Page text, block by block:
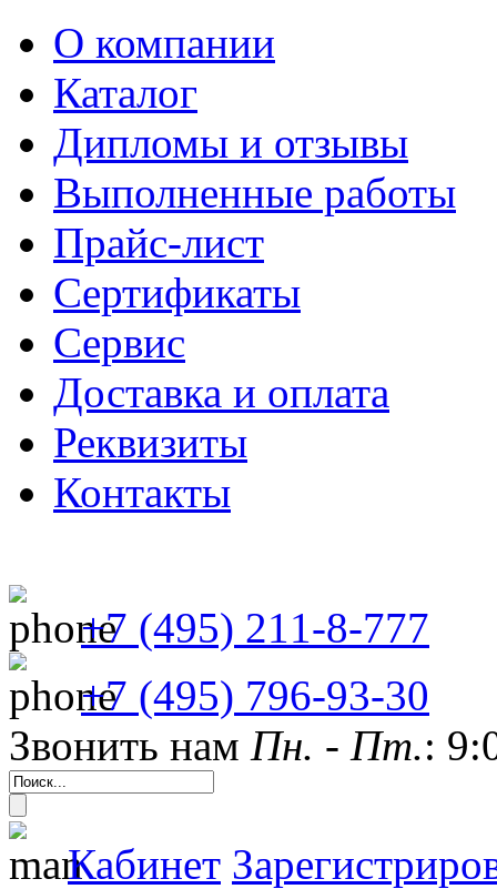
О компании
Каталог
Дипломы и отзывы
Выполненные работы
Прайс-лист
Сертификаты
Сервис
Доставка и оплата
Реквизиты
Контакты
+7 (495) 211-8-777
+7 (495) 796-93-30
Звонить нам Пн. - Пт.:
Кабинет